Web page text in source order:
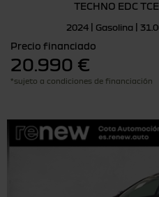
TECHNO EDC
2024 | Gasolina |
Precio financiado
20.990 €
*sujeto a condiciones de financiación